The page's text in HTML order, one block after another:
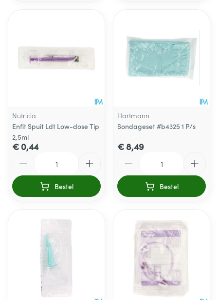
Nutricia
Enfit Spuit Ldt Low-dose Tip
2,5ml
€ 0,44
Bestel
Hartmann
Sondageset #b4325 1 P/s
€ 8,49
Bestel